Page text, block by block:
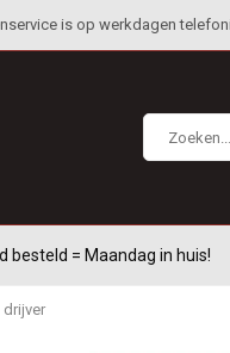
is op werkdagen
besteld = Maandag in huis!